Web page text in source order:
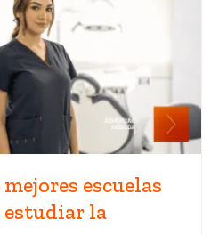
escuelas
estudiar la